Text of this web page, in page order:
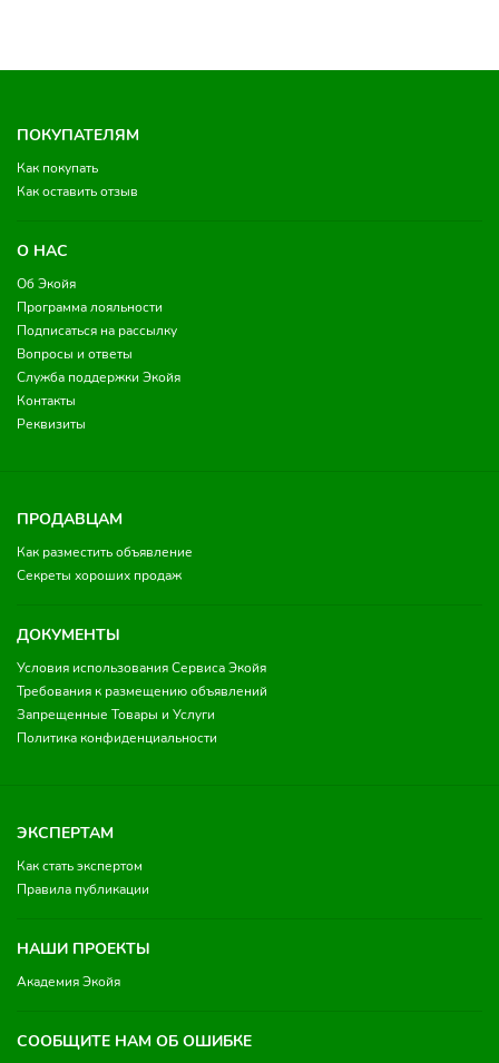
ПОКУПАТЕЛЯМ
Как покупать
Как оставить отзыв
О НАС
Об Экойя
Программа лояльности
Подписаться на рассылку
Вопросы и ответы
Служба поддержки Экойя
Контакты
Реквизиты
ПРОДАВЦАМ
Как разместить объявление
Секреты хороших продаж
ДОКУМЕНТЫ
Условия использования Сервиса Экойя
Требования к размещению объявлений
Запрещенные Товары и Услуги
Политика конфиденциальности
ЭКСПЕРТАМ
Как стать экспертом
Правила публикации
НАШИ ПРОЕКТЫ
Академия Экойя
СООБЩИТЕ НАМ ОБ ОШИБКЕ